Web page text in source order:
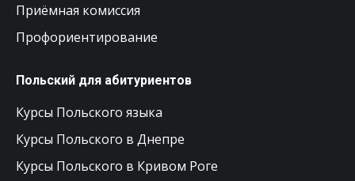
Приёмная комиссия
Профориентирование
Польский для абитуриентов
Курсы Польского языка
Курсы Польского в Днепре
Курсы Польского в Кривом Роге